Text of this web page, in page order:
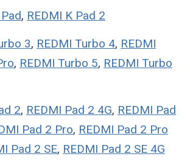
, REDMI K Pad 2
3, REDMI Turbo 4, REDMI
, REDMI Turbo 5, REDMI Turbo
2, REDMI Pad 2 4G, REDMI Pad
Pad 2 Pro, REDMI Pad 2 Pro
Pad 2 SE, REDMI Pad 2 SE 4G